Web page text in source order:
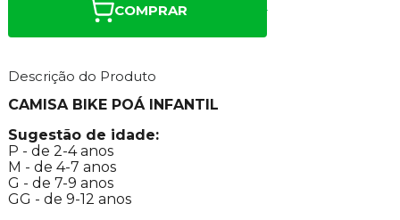
COMPRAR
Descrição do Produto
CAMISA BIKE POÁ INFANTIL
Sugestão de idade:
P - de 2-4 anos
M - de 4-7 anos
G - de 7-9 anos
GG - de 9-12 anos